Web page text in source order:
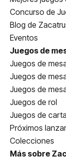
Concurso de
Blog de
Eventos
Juegos de
Juegos de
Juegos de
Juegos de
Juegos de rol
Juegos de
Próximos
Colecciones
Más sobre